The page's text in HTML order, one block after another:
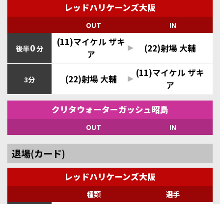
レッドハリケーンズ大阪
OUT IN
後半0分
(11)マイケル ザキ
ア
(22)射場 大輔
3分 (22)射場 大輔
(11)マイケル ザキ
ア
クリタウォーターガッシュ昭島
OUT IN
退場(カード)
レッドハリケーンズ大阪
種類 選手